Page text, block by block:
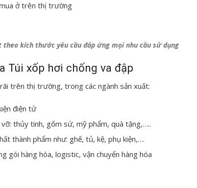
ở trên thị trường
theo kích thước yêu cầu đáp ứng mọi nhu cầu sử dụng
Túi xốp hơi chống va đập
trên thị trường, trong các ngành sản xuất:
điện tử
thủy tinh, gốm sứ, mỹ phẩm, quà tặng,…..
thành phẩm như: ghế, tủ, kệ, phụ kiện,….
gói hàng hóa, logistic, vận chuyển hàng hóa